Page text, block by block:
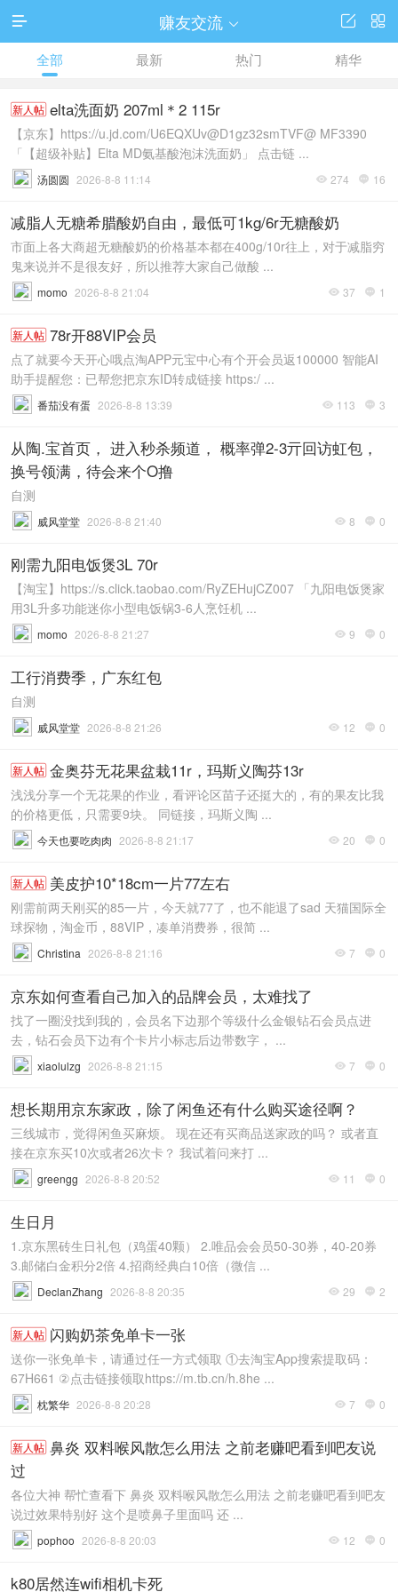
 赚友交流  

全部 最新 热门 精华
新人帖 elta洗面奶 207ml＊2 115r
【京东】https://u.jd.com/U6EQXUv@D1gz32smTVF@ MF3390
「【超级补贴】Elta MD氨基酸泡沫洗面奶」 点击链 ...
 274  16
汤圆圆 2026-8-8 11:14
减脂人无糖希腊酸奶自由，最低可1kg/6r无糖酸奶
市面上各大商超无糖酸奶的价格基本都在400g/10r往上，对于减脂穷
鬼来说并不是很友好，所以推荐大家自己做酸 ...
 37  1
momo 2026-8-8 21:04
新人帖 78r开88VIP会员
点了就要今天开心哦点淘APP元宝中心有个开会员返100000 智能AI
助手提醒您：已帮您把京东ID转成链接 https:/ ...
 113  3
番茄没有蛋 2026-8-8 13:39
从陶.宝首页， 进入秒杀频道， 概率弹2-3亓回访虹包，
换号领满，待会来个O撸
自测
 8  0
威风堂堂 2026-8-8 21:40
刚需九阳电饭煲3L 70r
【淘宝】https://s.click.taobao.com/RyZEHujCZ007 「九阳电饭煲家
用3L升多功能迷你小型电饭锅3-6人烹饪机 ...
 9  0
momo 2026-8-8 21:27
工行消费季，广东红包
自测
 12  0
威风堂堂 2026-8-8 21:26
新人帖 金奥芬无花果盆栽11r，玛斯义陶芬13r
浅浅分享一个无花果的作业，看评论区苗子还挺大的，有的果友比我
的价格更低，只需要9块。 同链接，玛斯义陶 ...
 20  0
今天也要吃肉肉 2026-8-8 21:17
新人帖 美皮护10*18cm一片77左右
刚需前两天刚买的85一片，今天就77了，也不能退了sad 天猫国际全
球探物，淘金币，88VIP，凑单消费券，很简 ...
 7  0
Christina 2026-8-8 21:16
京东如何查看自己加入的品牌会员，太难找了
找了一圈没找到我的，会员名下边那个等级什么金银钻石会员点进
去，钻石会员下边有个卡片小标志后边带数字， ...
 7  0
xiaolulzg 2026-8-8 21:15
想长期用京东家政，除了闲鱼还有什么购买途径啊？
三线城市，觉得闲鱼买麻烦。 现在还有买商品送家政的吗？ 或者直
接在京东买10次或者26次卡？ 我试着问来打 ...
 11  0
greengg 2026-8-8 20:52
生日月
1.京东黑砖生日礼包（鸡蛋40颗） 2.唯品会会员50-30券，40-20券
3.邮储白金积分2倍 4.招商经典白10倍（微信 ...
 29  2
DeclanZhang 2026-8-8 20:35
新人帖 闪购奶茶免单卡一张
送你一张免单卡，请通过任一方式领取 ①去淘宝App搜索提取码：
67H661 ②点击链接领取https://m.tb.cn/h.8he ...
 7  0
枕繁华 2026-8-8 20:28
新人帖 鼻炎 双料喉风散怎么用法 之前老赚吧看到吧友说
过
各位大神 帮忙查看下 鼻炎 双料喉风散怎么用法 之前老赚吧看到吧友
说过效果特别好 这个是喷鼻子里面吗 还 ...
 12  0
pophoo 2026-8-8 20:03
k80居然连wifi相机卡死